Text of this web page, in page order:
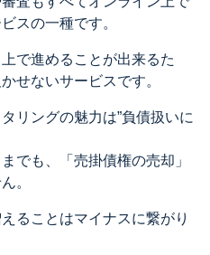
スの一種です。
で進めることが出来るた
せないサービスです。
リングの魅力は”負債扱いに
でも、「売掛債権の売却」
。
ることはマイナスに繋がり